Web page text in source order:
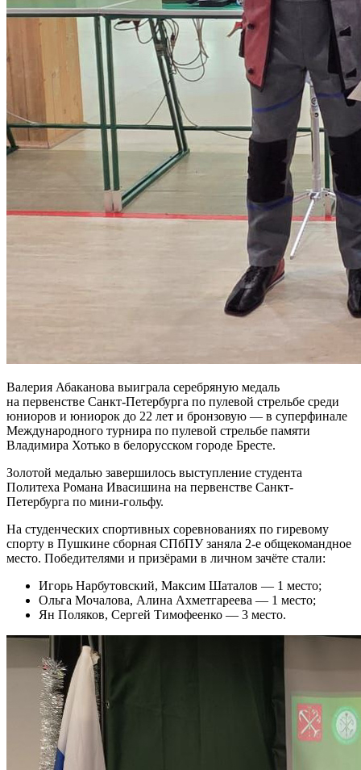
Валерия Абаканова выиграла серебряную медаль
на первенстве Санкт-Петербурга по пулевой стрельбе среди
юниоров и юниорок до 22 лет и бронзовую — в суперфинале
Международного турнира по пулевой стрельбе памяти
Владимира Хотько в белорусском городе Бресте.
Золотой медалью завершилось выступление студента
Политеха Романа Ивасишина на первенстве Санкт-
Петербурга по мини-гольфу.
На студенческих спортивных соревнованиях по гиревому
спорту в Пушкине сборная СПбПУ заняла 2-е общекомандное
место. Победителями и призёрами в личном зачёте стали:
Игорь Нарбутовский, Максим Шаталов — 1 место;
Ольга Мочалова, Алина Ахметгареева — 1 место;
Ян Поляков, Сергей Тимофеенко — 3 место.